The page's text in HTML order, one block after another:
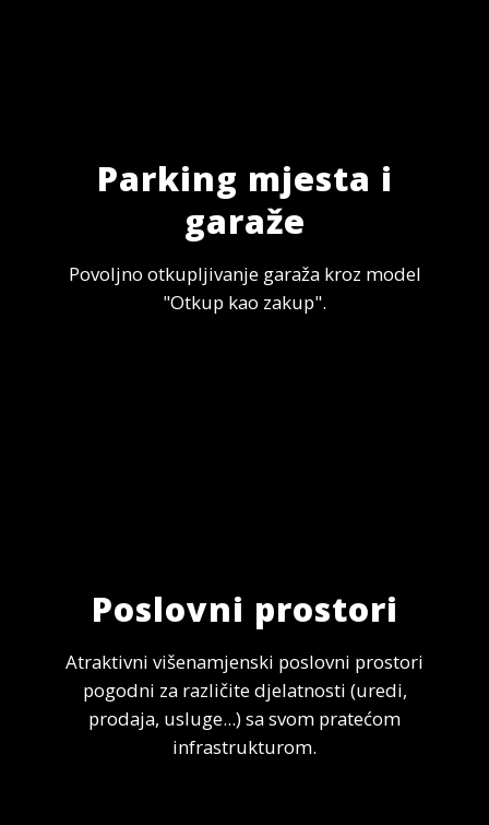
Parking mjesta i
garaže
Povoljno otkupljivanje garaža kroz model
"Otkup kao zakup".
Poslovni prostori
Atraktivni višenamjenski poslovni prostori
pogodni za različite djelatnosti (uredi,
prodaja, usluge...) sa svom pratećom
infrastrukturom.